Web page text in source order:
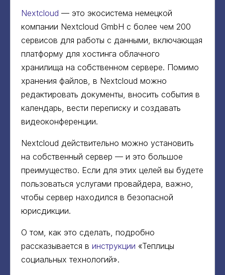
Nextcloud — это экосистема немецкой
компании Nextcloud GmbH с более чем 200
сервисов для работы с данными, включающая
платформу для хостинга облачного
хранилища на собственном сервере. Помимо
хранения файлов, в Nextcloud можно
редактировать документы, вносить события в
календарь, вести переписку и создавать
видеоконференции.
Nextcloud действительно можно установить
на собственный сервер — и это большое
преимущество. Если для этих целей вы будете
пользоваться услугами провайдера, важно,
чтобы сервер находился в безопасной
юрисдикции.
О том, как это сделать, подробно
рассказывается в инструкции «Теплицы
социальных технологий».